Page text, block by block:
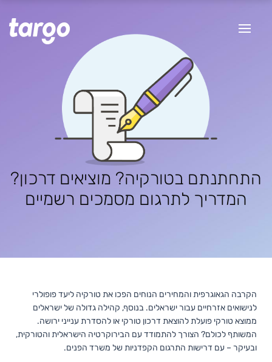
התחתנתם בטורקיה? מוציאים דרכון?
המדריך לתרגום מסמכים רשמיים
הקרבה הגאוגרפית והמחירים הנוחים הפכו את טורקיה ליעד פופולרי
לנישואים אזרחיים עבור ישראלים. בנוסף, קהילה גדולה של ישראלים
ממוצא טורקי פועלת להוצאת דרכון טורקי או להסדרת ענייני ירושה.
המשותף לכולם? הצורך להתמודד עם הבירוקרטיה הישראלית והטורקית,
ובעיקר – עם דרישות התרגום הקפדניות של משרד הפנים.